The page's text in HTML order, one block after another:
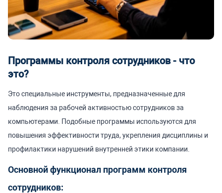
Программы контроля сотрудников - что
это?
Это специальные инструменты, предназначенные для
наблюдения за рабочей активностью сотрудников за
компьютерами. Подобные программы используются для
повышения эффективности труда, укрепления дисциплины и
профилактики нарушений внутренней этики компании.
Основной функционал программ контроля
сотрудников: